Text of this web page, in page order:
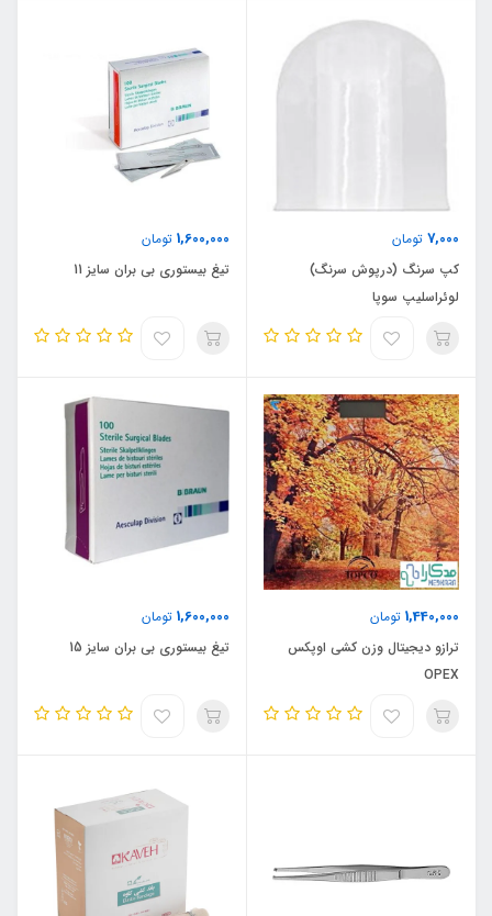
7,000 تومان
کپ سرنگ (درپوش سرنگ)
لوئراسلیپ سوپا
1,600,000 تومان
تیغ بیستوری بی بران سایز 11
1,440,000 تومان
ترازو دیجیتال وزن کشی اوپکس
OPEX
1,600,000 تومان
تیغ بیستوری بی بران سایز 15